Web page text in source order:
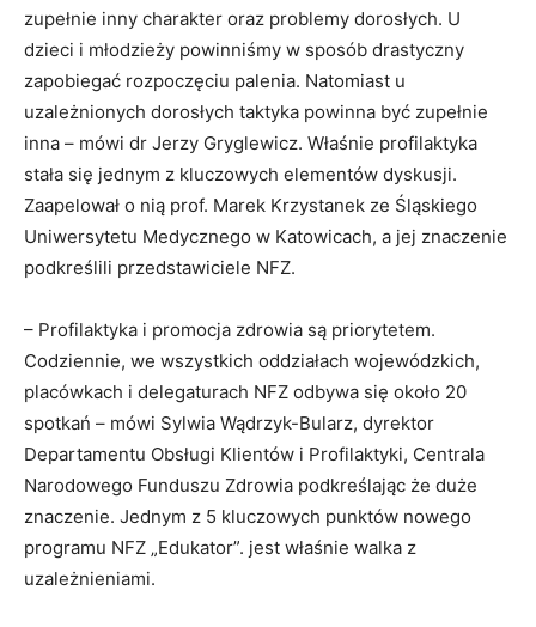
zupełnie inny charakter oraz problemy dorosłych. U
dzieci i młodzieży powinniśmy w sposób drastyczny
zapobiegać rozpoczęciu palenia. Natomiast u
uzależnionych dorosłych taktyka powinna być zupełnie
inna – mówi dr Jerzy Gryglewicz. Właśnie profilaktyka
stała się jednym z kluczowych elementów dyskusji.
Zaapelował o nią prof. Marek Krzystanek ze Śląskiego
Uniwersytetu Medycznego w Katowicach, a jej znaczenie
podkreślili przedstawiciele NFZ.
– Profilaktyka i promocja zdrowia są priorytetem.
Codziennie, we wszystkich oddziałach wojewódzkich,
placówkach i delegaturach NFZ odbywa się około 20
spotkań – mówi Sylwia Wądrzyk-Bularz, dyrektor
Departamentu Obsługi Klientów i Profilaktyki, Centrala
Narodowego Funduszu Zdrowia podkreślając że duże
znaczenie. Jednym z 5 kluczowych punktów nowego
programu NFZ „Edukator”. jest właśnie walka z
uzależnieniami.